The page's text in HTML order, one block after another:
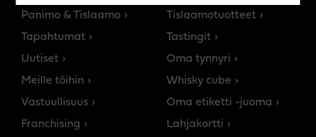
Panimo & Tislaamo
Tapahtumat
Uutiset
Meille töihin
Vastuullisuus
Franchising
Tislaamotuotteet
Tastingit
Oma tynnyri
Whisky cube
Oma etiketti -juoma
Lahjakortti